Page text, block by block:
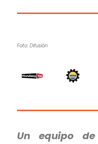
Foto: Difusión
Un equipo